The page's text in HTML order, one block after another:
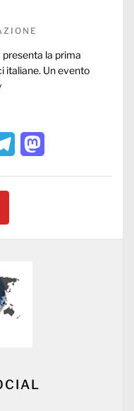
presenta la prima
italiane. Un evento
Telegram